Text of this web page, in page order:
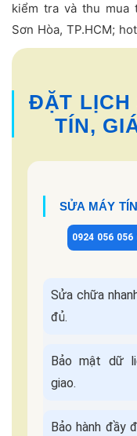
kiểm tra và thu mua
Sơn Hòa, TP.HCM;
ĐẶT LỊCH
TÍN,
SỬA MÁY
0924 056 056
Sửa chữa
đủ.
Bảo mật dữ
giao.
Bảo hành đầy